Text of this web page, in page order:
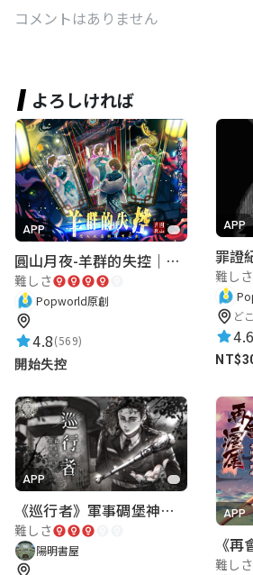
コメントはありません
よろしければ
APP
圓山月夜-羊群的失控｜圓山飯店 ARG實境解謎遊戲
難しさ
Popworld原創
4.8(569)
開始失控
APP
難しさ
ど
4.6
APP
《巡行者》軍事碉堡神秘探索｜陽明書屋實境遊戲
難しさ
陽明書屋
APP
難しさ